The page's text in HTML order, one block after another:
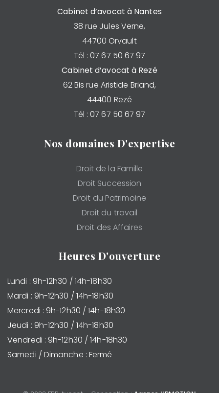
Cabinet d’avocat à Nantes
38 rue Jules Verne,
44700 Orvault
Tél : 07 67 50 67 97
Cabinet d’avocat à Rezé
62 Bis rue Aristide Briand,
44400 Rezé
Tél : 07 67 50 67 97
Nos domaines D'expertise
Droit de la Famille
Droit Succession
Droit du Patrimoine
Droit du travail
Droit des Affaires
Heures D'ouverture
Lundi : 9h-12h30 / 14h-18h30
Mardi : 9h-12h30 / 14h-18h30
Mercredi : 9h-12h30 / 14h-18h30
Jeudi : 9h-12h30 / 14h-18h30
Vendredi : 9h-12h30 / 14h-18h30
Samedi / Dimanche : Fermé